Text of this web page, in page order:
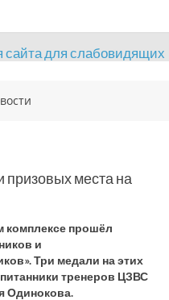
сайта для слабовидящих
ВАКАНСИИ
места на
комплексе прошёл
и
Три медали на этих
тренеров ЦЗВС
Одинокова.